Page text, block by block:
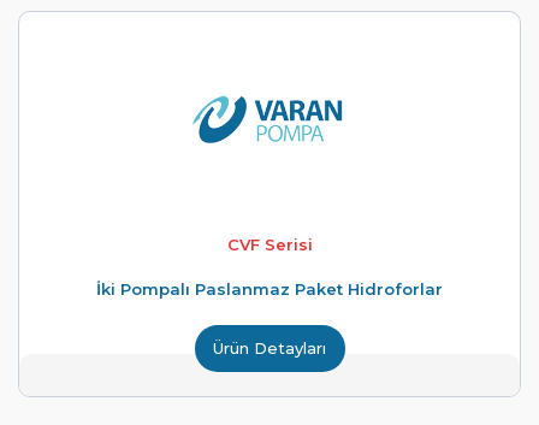
CVF Serisi
İki Pompalı Paslanmaz Paket Hidroforlar
Ürün Detayları